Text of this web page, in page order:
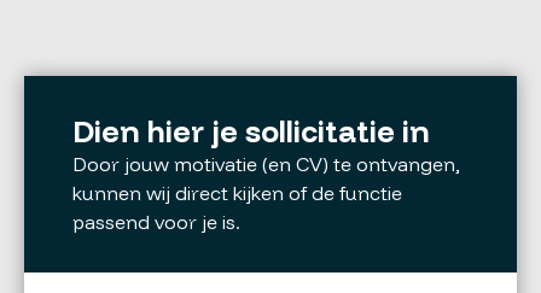
Dien hier je sollicitatie in
Door jouw motivatie (en CV) te ontvangen,
kunnen wij direct kijken of de functie
passend voor je is.